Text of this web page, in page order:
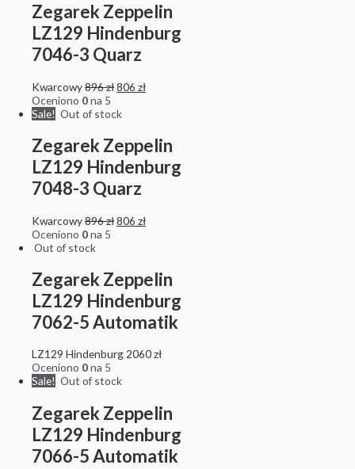
Zegarek Zeppelin
LZ129 Hindenburg
7046-3 Quarz
Kwarcowy896zł806 zł
Oceniono 0na 5
Sale! Out of stock
Zegarek Zeppelin
LZ129 Hindenburg
7048-3 Quarz
Kwarcowy896zł806 zł
Oceniono 0na 5
Out of stock
Zegarek Zeppelin
LZ129 Hindenburg
7062-5 Automatik
LZ129 Hindenburg2060zł
Oceniono 0na 5
Sale! Out of stock
Zegarek Zeppelin
LZ129 Hindenburg
7066-5 Automatik